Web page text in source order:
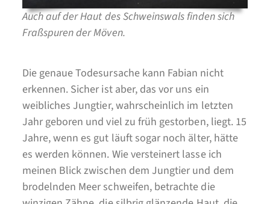
Auch auf der Haut des Schweinswals finden sich
Fraßspuren der Möven.
Die genaue Todesursache kann Fabian nicht
erkennen. Sicher ist aber, das vor uns ein
weibliches Jungtier, wahrscheinlich im letzten
Jahr geboren und viel zu früh gestorben, liegt. 15
Jahre, wenn es gut läuft sogar noch älter, hätte
es werden können. Wie versteinert lasse ich
meinen Blick zwischen dem Jungtier und dem
brodelnden Meer schweifen, betrachte die